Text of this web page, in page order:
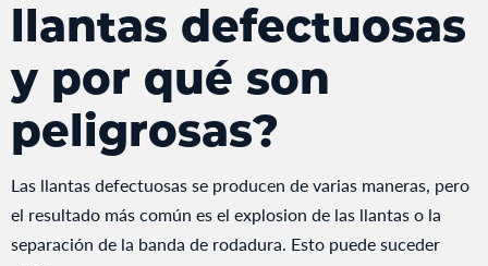
llantas defectuosas
y por qué son
peligrosas?
Las llantas defectuosas se producen de varias maneras, pero
el resultado más común es el explosion de las llantas o la
separación de la banda de rodadura. Esto puede suceder